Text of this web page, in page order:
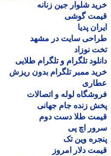
شلوار جین زنانه
گوشی
پدیا
سایت در مشهد
نوزاد
تلگرام و تلگرام طلایی
ممبر تلگرام بدون ریزش
لوله و اتصالات
زنده جام جهانی
طلا دست دوم
اچ پی
وین تک
دلار امروز